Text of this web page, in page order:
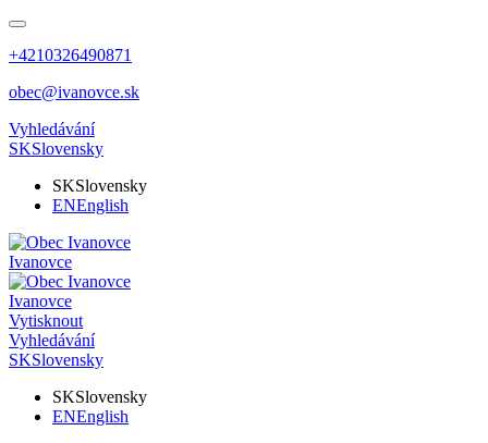
+4210326490871
obec@ivanovce.sk
Vyhledávání
SKSlovensky
SKSlovensky
ENEnglish
Ivanovce
Ivanovce
Vytisknout
Vyhledávání
SKSlovensky
SKSlovensky
ENEnglish